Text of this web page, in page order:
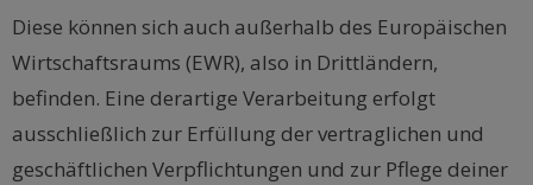
Diese können sich auch außerhalb des Europäischen
Wirtschaftsraums (EWR), also in Drittländern,
befinden. Eine derartige Verarbeitung erfolgt
ausschließlich zur Erfüllung der vertraglichen und
geschäftlichen Verpflichtungen und zur Pflege deiner